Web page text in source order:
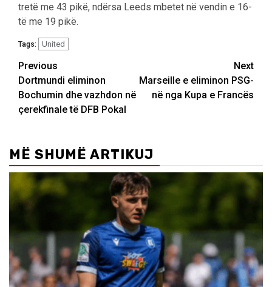
tretë me 43 pikë, ndërsa Leeds mbetet në vendin e 16-
të me 19 pikë.
Tags: United
Post
navigation
Previous
Dortmundi eliminon
Bochumin dhe vazhdon në
çerekfinale të DFB Pokal
Next
Marseille e eliminon PSG-
në nga Kupa e Francës
MË SHUMË ARTIKUJ